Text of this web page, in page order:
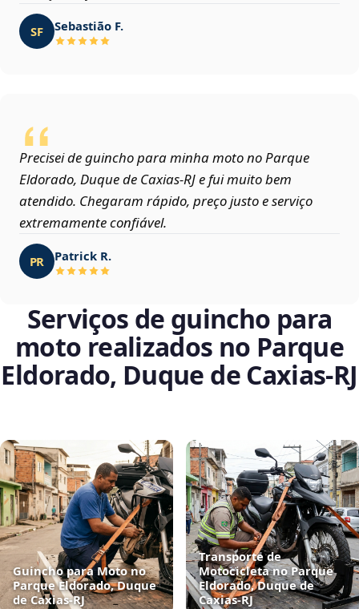
SF Sebastião F.
Precisei de guincho para minha moto no Parque
Eldorado, Duque de Caxias‑RJ e fui muito bem
atendido. Chegaram rápido, preço justo e serviço
extremamente confiável.
PR Patrick R.
Serviços de guincho para
moto realizados no Parque
Eldorado, Duque de Caxias‑RJ
Guincho para Moto no
Parque Eldorado, Duque
de Caxias‑RJ
Transporte de
Motocicleta no Parque
Eldorado, Duque de
Caxias‑RJ